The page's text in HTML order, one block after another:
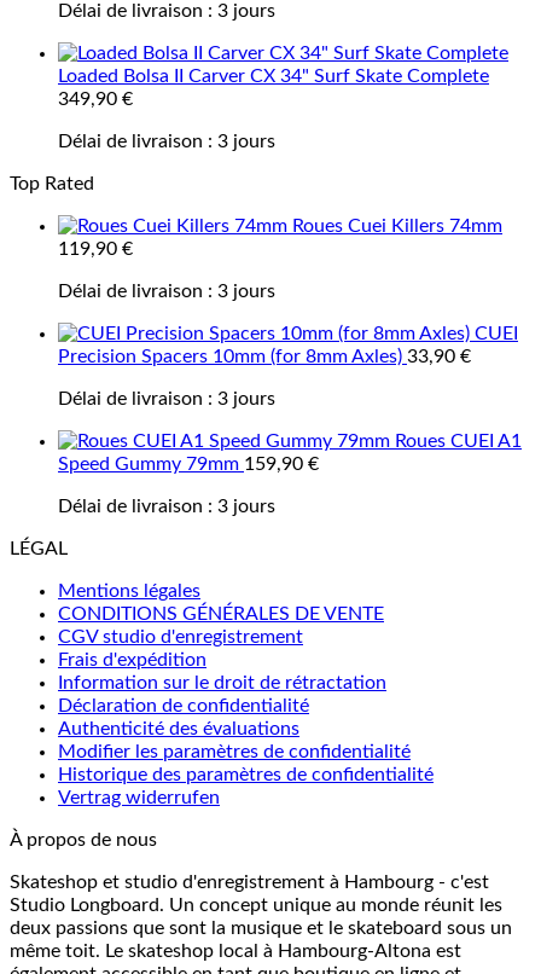
Délai de livraison : 3 jours
Loaded Bolsa II Carver CX 34" Surf Skate Complete
349,90 €
Délai de livraison : 3 jours
Top Rated
Roues Cuei Killers 74mm
119,90 €
Délai de livraison : 3 jours
CUEI
Precision Spacers 10mm (for 8mm Axles) 33,90 €
Délai de livraison : 3 jours
Roues CUEI A1
Speed Gummy 79mm 159,90 €
Délai de livraison : 3 jours
LÉGAL
Mentions légales
CONDITIONS GÉNÉRALES DE VENTE
CGV studio d'enregistrement
Frais d'expédition
Information sur le droit de rétractation
Déclaration de confidentialité
Authenticité des évaluations
Modifier les paramètres de confidentialité
Historique des paramètres de confidentialité
Vertrag widerrufen
À propos de nous
Skateshop et studio d'enregistrement à Hambourg - c'est
Studio Longboard. Un concept unique au monde réunit les
deux passions que sont la musique et le skateboard sous un
même toit. Le skateshop local à Hambourg-Altona est